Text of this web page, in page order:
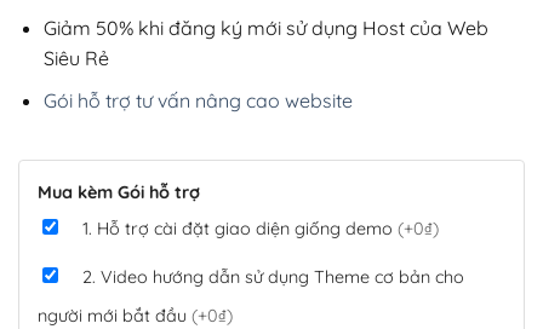
Giảm 50% khi đăng ký mới sử dụng Host của Web
Siêu Rẻ
Gói hỗ trợ tư vấn nâng cao website
Mua kèm Gói hỗ trợ
1. Hỗ trợ cài đặt giao diện giống demo (+0₫)
2. Video hướng dẫn sử dụng Theme cơ bản cho
người mới bắt đầu (+0₫)